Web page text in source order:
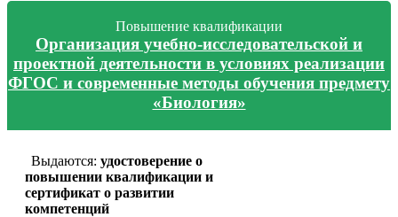
Повышение квалификации
Организация учебно-исследовательской и
проектной деятельности в условиях реализации
ФГОС и современные методы обучения предмету
«Биология»
Выдаются: удостоверение о
повышении квалификации и
сертификат о развитии
компетенций